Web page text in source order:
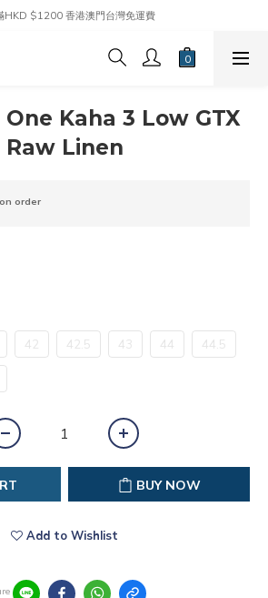
HKD $1200 香港澳門台灣免運費
Kaha 3 Low GTX
Raw Linen
order
42 42.5 43 44 44.5
BUY NOW
Add to Wishlist